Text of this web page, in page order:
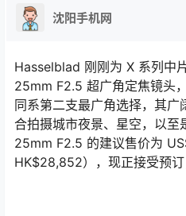
沈阳手机网
Hasselblad 刚刚为 X 系列中
25mm F2.5 超广角定焦镜头
同系第二支最广角选择，其
合拍摄城市夜景、星空，以至
25mm F2.5 的建议售价为
HK$28,852），现正接受预订